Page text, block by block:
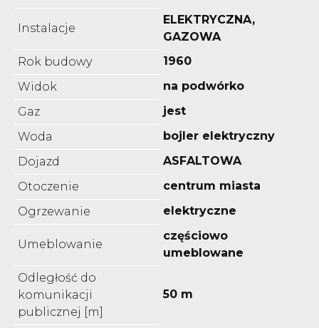
Instalacje
ELEKTRYCZNA,
GAZOWA
Rok budowy
1960
Widok
na podwórko
Gaz
jest
Woda
bojler elektryczny
Dojazd
ASFALTOWA
Otoczenie
centrum miasta
Ogrzewanie
elektryczne
Umeblowanie
częściowo
umeblowane
Odległość do
komunikacji
publicznej [m]
50 m